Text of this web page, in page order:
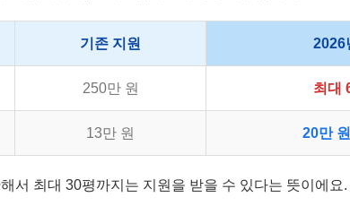
기존 지원 2026
250만 원 최대
13만 원 20만
서 최대 30평까지는 지원을 받을 수 있다는 뜻이에요